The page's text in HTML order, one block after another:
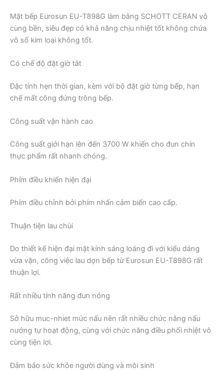
Mặt bếp Eurosun EU-T898G làm bằng SCHOTT CERAN vô
cùng bền, siêu đẹp có khả năng chịu nhiệt tốt không chứa
vô số kim loại không tốt.
Có chế độ đặt giờ tắt
Đặc tính hẹn thời gian, kèm với bộ đặt giờ từng bếp, hạn
chế mất công đứng trông bếp.
Công suất vận hành cao
Công suất giới hạn lên đến 3700 W khiến cho đun chín
thực phẩm rất nhanh chóng.
Phím điều khiển hiện đại
Phím điều chỉnh bởi phím nhấn cảm biến cao cấp.
Thuận tiện lau chùi
Do thiết kế hiện đại mặt kính sáng loáng đi với kiểu dáng
vừa vặn, công việc lau dọn bếp từ Eurosun EU-T898G rất
thuận lợi.
Rất nhiều tính năng đun nóng
Sở hữu muc-nhiet mức nấu nên rất nhiều chức năng nấu
nướng tự hoạt động, cùng với chức năng điều phối nhiệt vô
cùng tiện lợi.
Đảm bảo sức khỏe người dùng và môi sinh